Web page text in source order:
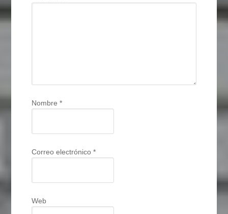
Nombre*
Correo electrónico*
Web